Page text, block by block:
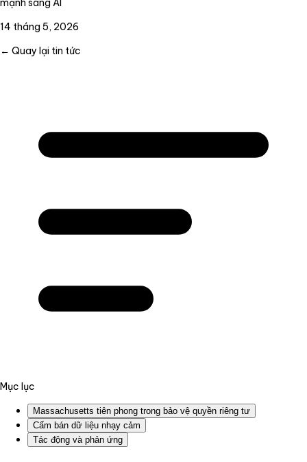
mạnh sang AI
14 tháng 5, 2026
← Quay lại tin tức
Mục lục
Massachusetts tiên phong trong bảo vệ quyền riêng tư
Cấm bán dữ liệu nhạy cảm
Tác động và phản ứng